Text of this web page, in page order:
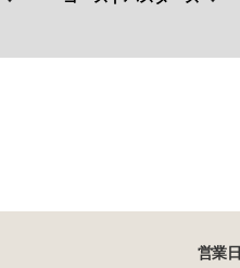
営業日